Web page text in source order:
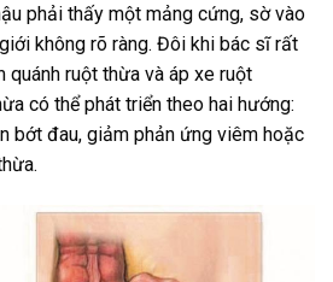
phải thấy một mảng cứng, sờ vào
không rõ ràng. Đôi khi bác sĩ rất
quánh ruột thừa và áp xe ruột
có thể phát triển theo hai hướng:
bớt đau, giảm phản ứng viêm hoặc